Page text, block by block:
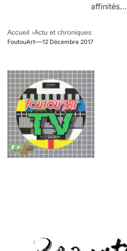
affinités...
Accueil Actu et chroniques
FoutouArt 12 Décembre 2017